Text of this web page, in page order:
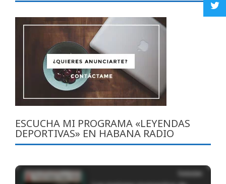
ESCUCHA MI PROGRAMA «LEYENDAS
DEPORTIVAS» EN HABANA RADIO